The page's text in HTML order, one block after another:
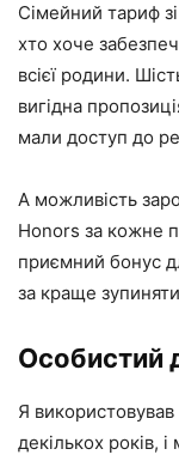
Сімейний тариф
хто хоче
всієї родини.
вигідна
мали доступ до
А можливість
Honors за кожне
приємний бонус
за краще
Особистий
Я
декількох років,